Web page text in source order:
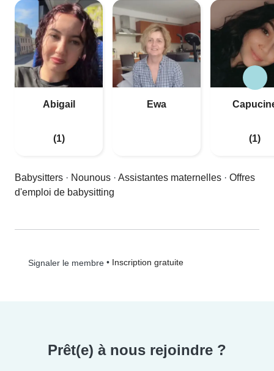
Abigail
(1)
Ewa
(1)
Babysitters · Nounous · Assistantes maternelles · Offres
d'emploi de babysitting
Signaler le membre• Inscription gratuite
Prêt(e) à nous rejoindre ?